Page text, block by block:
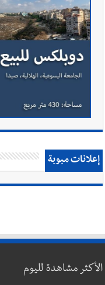
إعلانات مبوبة
الأكثر مشاهدة لليوم